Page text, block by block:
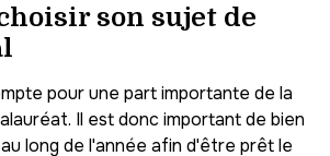
son sujet de
pour une part importante de la
Il est donc important de bien
long de l'année afin d'être prêt le